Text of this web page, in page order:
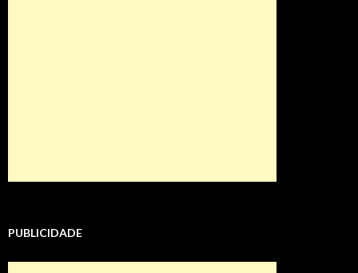
PUBLICIDADE